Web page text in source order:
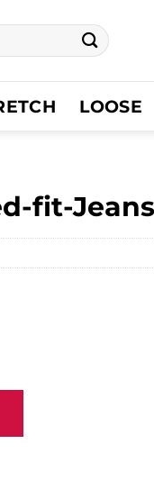
LOOSE
fit-